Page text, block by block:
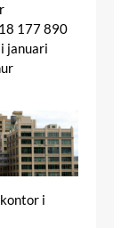
177 890
januari
i